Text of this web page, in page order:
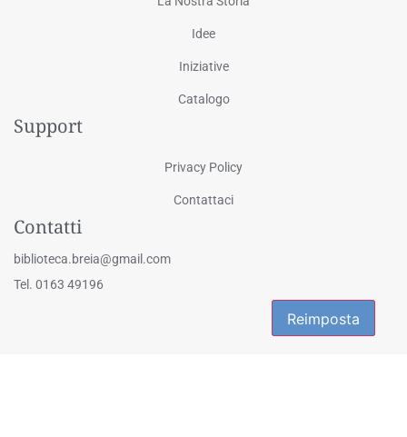
Reimposta
Reimposta
Idee
Iniziative
Catalogo
Support
Privacy Policy
Contattaci
Contatti
biblioteca.breia@gmail.com
Tel. 0163 49196